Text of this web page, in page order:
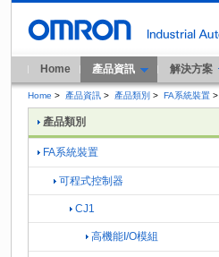
Home 產品資訊 解決方案
Home > 產品資訊 > 產品類別 > FA系統裝置 >
產品類別
FA系統裝置
可程式控制器
CJ1
高機能I/O模組